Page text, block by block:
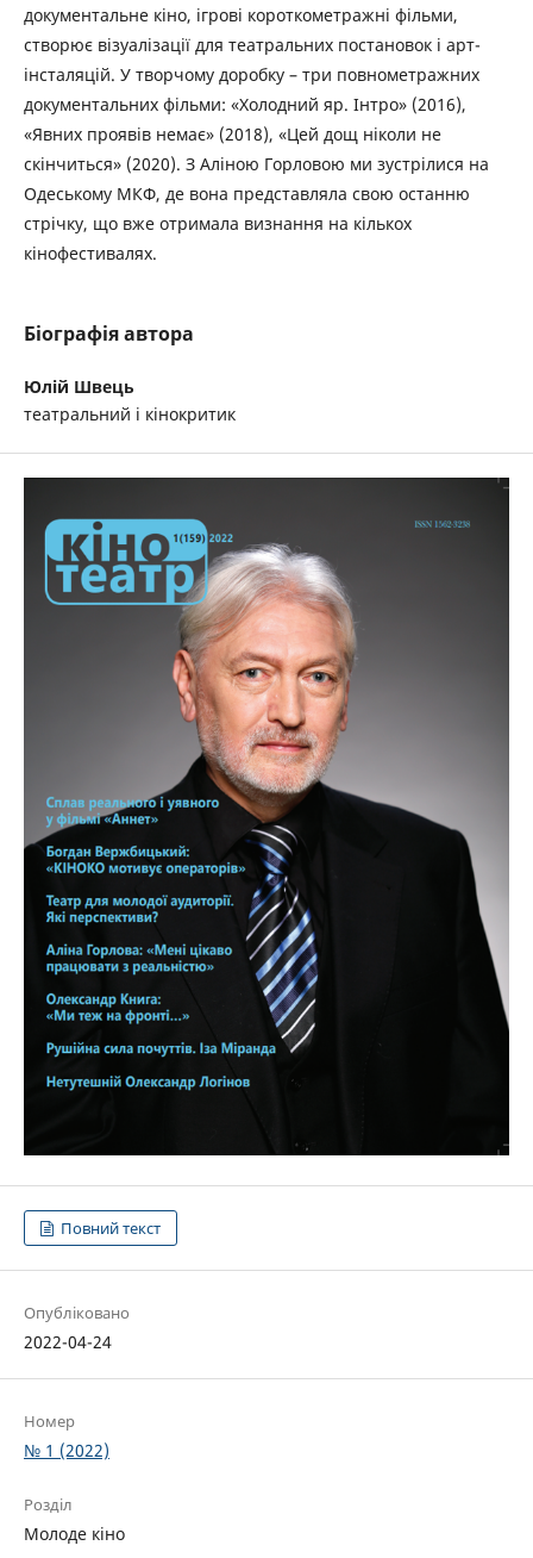
документальне кіно, ігрові короткометражні фільми,
створює візуалізації для театральних постановок і арт-
інсталяцій. У творчому доробку – три повнометражних
документальних фільми: «Холодний яр. Інтро» (2016),
«Явних проявів немає» (2018), «Цей дощ ніколи не
скінчиться» (2020). З Аліною Горловою ми зустрілися на
Одеському МКФ, де вона представляла свою останню
стрічку, що вже отримала визнання на кількох
кінофестивалях.
Біографія автора
Юлій Швець
театральний і кінокритик
Повний текст
Опубліковано
2022-04-24
Номер
№ 1 (2022)
Розділ
Молоде кіно